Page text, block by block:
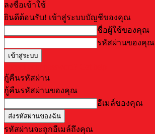
ลงชื่อเข้าใช้
ยินดีต้อนรับ! เข้าสู่ระบบบัญชีของคุณ
ชื่อผู้ใช้ของคุณ
รหัสผ่านของคุณ
กู้คืนรหัสผ่าน
กู้คืนรหัสผ่านของคุณ
อีเมล์ของคุณ
รหัสผ่านจะถูกอีเมล์ถึงคุณ